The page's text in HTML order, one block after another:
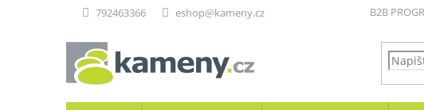
792463366 eshop@kameny.cz B2B